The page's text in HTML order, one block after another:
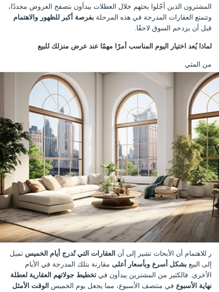
المشترون الذين أجّلوا بحثهم خلال العطلات يبدأون بتصفح العروض مجددًا،
وتتمتع العقارات المدرجة في هذه المرحلة بفرصة أكبر للظهور والاهتمام
قبل أن يزدحم السوق لاحقًا.
لماذا يُعد اختيار اليوم المناسب أمرًا مهمًا عند عرض منزلك للبيع
من المثي
ر للاهتمام أن الأبحاث تشير إلى أن العقارات التي تُدرج أيام الخميس تميل
إلى البيع بشكل أسرع وبأسعار أعلى مقارنة بتلك المدرجة في الأيام
الأخرى. فالكثير من المشترين يبدأون في تخطيط جولاتهم العقارية لعطلة
نهاية الأسبوع في منتصف الأسبوع، مما يجعل يوم الخميس الوقت الأمثل